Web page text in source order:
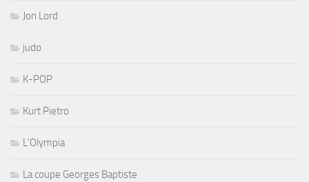
Jon Lord
judo
K-POP
Kurt Pietro
L'Olympia
La coupe Georges Baptiste